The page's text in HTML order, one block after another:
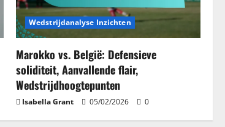
Wedstrijdanalyse Inzichten
Marokko vs. België: Defensieve
soliditeit, Aanvallende flair,
Wedstrijdhoogtepunten
Isabella Grant 05/02/2026 0